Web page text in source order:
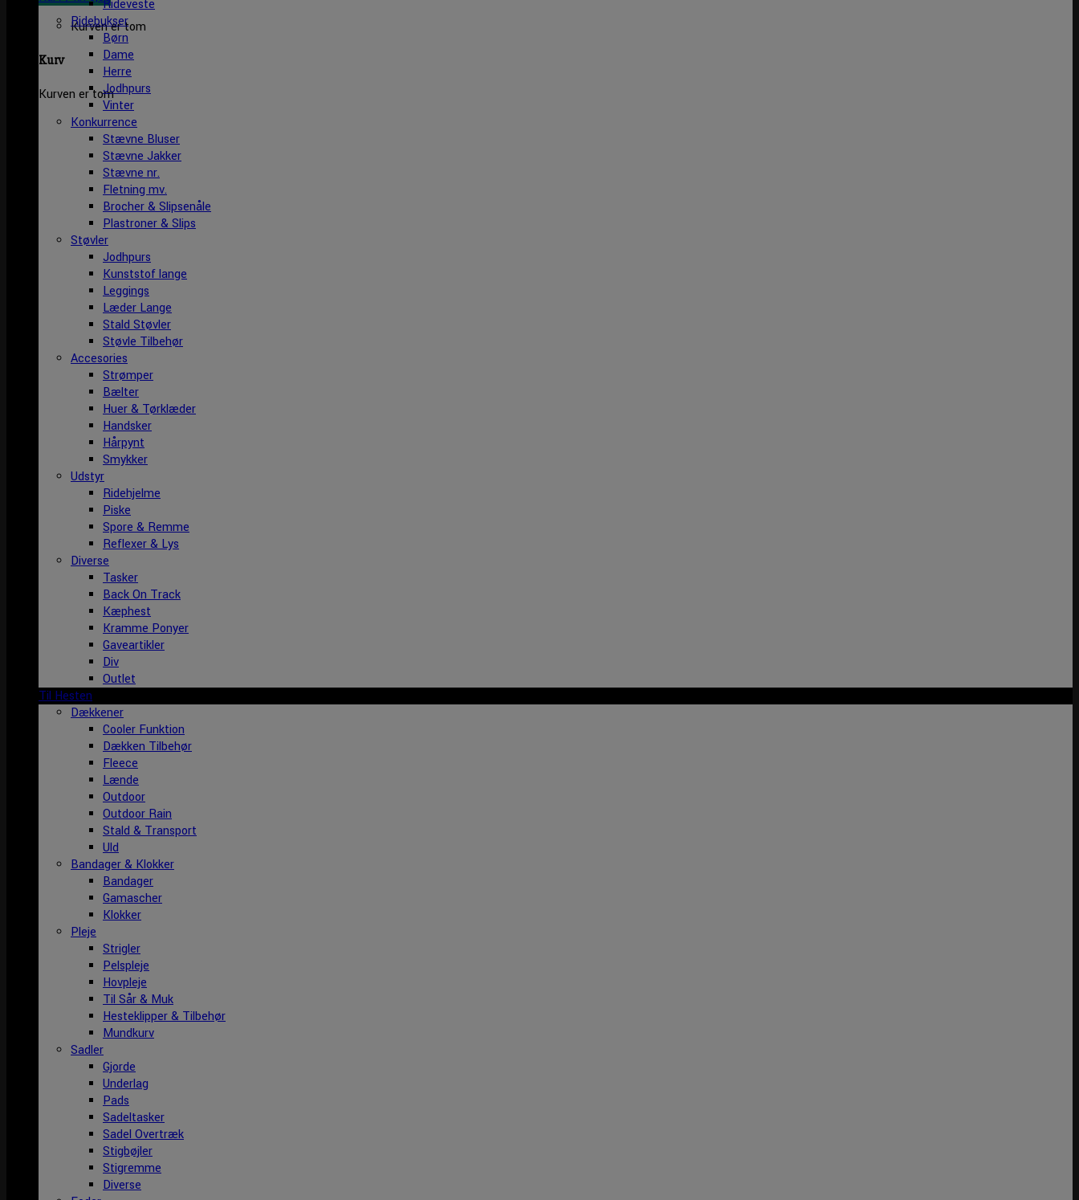
Kurven er tom
Kurv
Kurven er tom
Rideveste
Ridebukser
Børn
Dame
Herre
Jodhpurs
Vinter
Konkurrence
Stævne Bluser
Stævne Jakker
Stævne nr.
Fletning mv.
Brocher & Slipsenåle
Plastroner & Slips
Støvler
Jodhpurs
Kunststof lange
Leggings
Læder Lange
Stald Støvler
Støvle Tilbehør
Accesories
Strømper
Bælter
Huer & Tørklæder
Handsker
Hårpynt
Smykker
Udstyr
Ridehjelme
Piske
Spore & Remme
Reflexer & Lys
Diverse
Tasker
Back On Track
Kæphest
Kramme Ponyer
Gaveartikler
Div
Outlet
Til Hesten
Dækkener
Cooler Funktion
Dækken Tilbehør
Fleece
Lænde
Outdoor
Outdoor Rain
Stald & Transport
Uld
Bandager & Klokker
Bandager
Gamascher
Klokker
Pleje
Strigler
Pelspleje
Hovpleje
Til Sår & Muk
Hesteklipper & Tilbehør
Mundkurv
Sadler
Gjorde
Underlag
Pads
Sadeltasker
Sadel Overtræk
Stigbøjler
Stigremme
Diverse